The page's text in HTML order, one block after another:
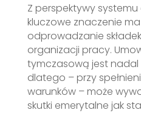
Z perspektywy
kluczowe znaczenie
odprowadzanie
organizacji pracy.
tymczasową jest
dlatego – przy
warunków – może
skutki emerytalne jak